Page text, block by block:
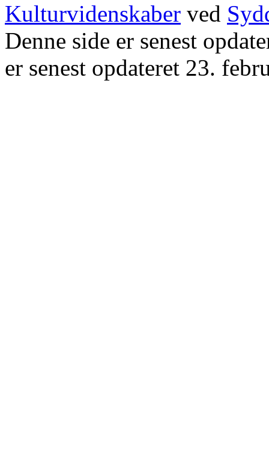
Kulturvidenskaber ved
Denne side er senest
er senest opdateret 23.